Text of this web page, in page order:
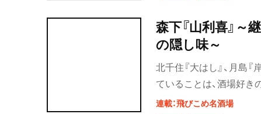
どこで飲もうか、幸せな
森下『山利喜』
の隠し味～
北千住『大はし』、月島
ていることは、酒場好き
定番化したもので、ここ
連載：飛びこめ名酒場